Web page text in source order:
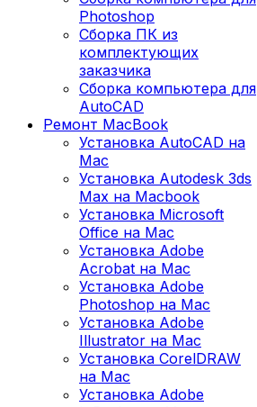
Photoshop
Сборка ПК из
комплектующих
заказчика
Сборка компьютера для
AutoCAD
Ремонт MacBook
Установка AutoCAD на
Mac
Установка Autodesk 3ds
Max на Macbook
Установка Microsoft
Office на Mac
Установка Adobe
Acrobat на Mac
Установка Adobe
Photoshop на Mac
Установка Adobe
Illustrator на Mac
Установка CorelDRAW
на Mac
Установка Adobe